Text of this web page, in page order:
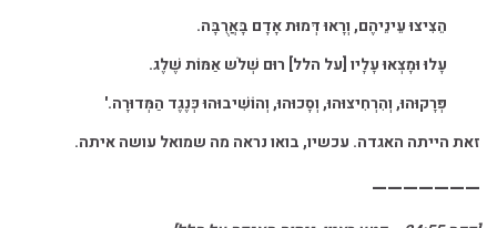
הֵצִיצוּ עֵינֵיהֶם, וְרָאוּ דְּמוּת אָדָם בָּאֲרֻבָּה.
עָלוּ וּמָצְאוּ עָלָיו [על הלל] רוּם שְׁלֹש אַמּוֹת שֶׁלֶג.
פְּרָקוּהוּ, וְהִרְחִיצוּהוּ, וְסָכוּהוּ, וְהוֹשִׁיבוּהוּ כְּנֶגֶד הַמְּדוּרָה.'
זאת הייתה האגדה. עכשיו, בואו נראה מה שמואל עושה איתה.
———————